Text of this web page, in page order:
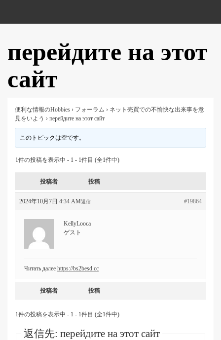
перейдите на этот
сайт
便利な情報のHobbies › フォーラム › ネット売買での不愉快な出来事を意
見をいよう › перейдите на этот сайт
このトピックは空です。
1件の投稿を表示中 - 1 - 1件目 (全1件中)
投稿者 投稿
2024年10月7日 4:34 AM #19864
返信
KellyLooca
ゲスト
Читать далее https://bs2besd.cc
投稿者 投稿
1件の投稿を表示中 - 1 - 1件目 (全1件中)
返信先: перейдите на этот сайт